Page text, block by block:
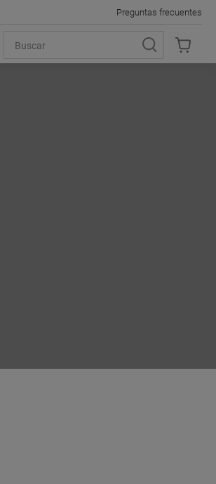
Preguntas frecuentes